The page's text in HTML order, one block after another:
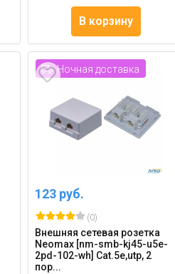
В корзину
Ночная доставка
123 руб.
(0)
Внешняя сетевая розетка
Neomax [nm-smb-kj45-u5e-
2pd-102-wh] Cat.5e,utp, 2
пор...